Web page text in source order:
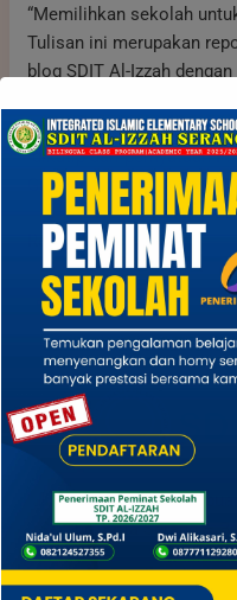
“Memilihkan sekolah
Tulisan ini merupakan
blog SDIT Al-Izzah
Sekolah Untuk Anak”
sebelumnya, yang pernah
dikutip dari pernyataan
Guru Besar Tetap di […]
Langkah
Bijak
Read More »
Jl. Tb. Husni Qadir,
Serang, Kota Serang –
Email: